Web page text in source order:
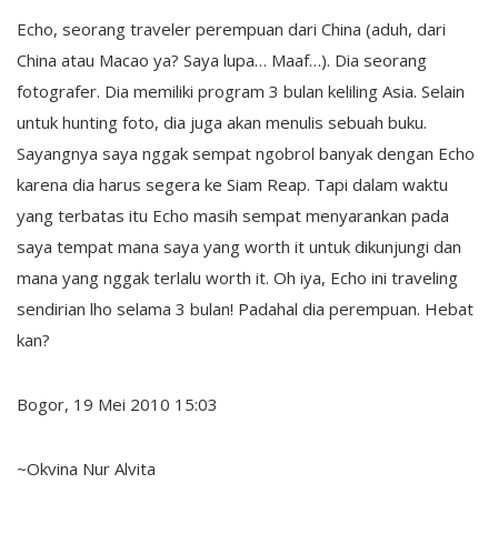
Echo, seorang traveler perempuan dari China (aduh, dari
China atau Macao ya? Saya lupa… Maaf…). Dia seorang
fotografer. Dia memiliki program 3 bulan keliling Asia. Selain
untuk hunting foto, dia juga akan menulis sebuah buku.
Sayangnya saya nggak sempat ngobrol banyak dengan Echo
karena dia harus segera ke Siam Reap. Tapi dalam waktu
yang terbatas itu Echo masih sempat menyarankan pada
saya tempat mana saya yang worth it untuk dikunjungi dan
mana yang nggak terlalu worth it. Oh iya, Echo ini traveling
sendirian lho selama 3 bulan! Padahal dia perempuan. Hebat
kan?
Bogor, 19 Mei 2010 15:03
~Okvina Nur Alvita